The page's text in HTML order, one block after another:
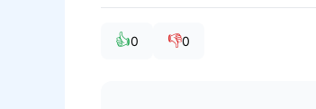
👍0 👎0